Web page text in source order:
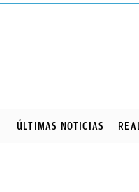
ÚLTIMAS NOTICIAS